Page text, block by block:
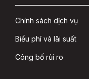
Chính sách dịch vụ
Biểu phí và lãi suất
Công bố rủi ro